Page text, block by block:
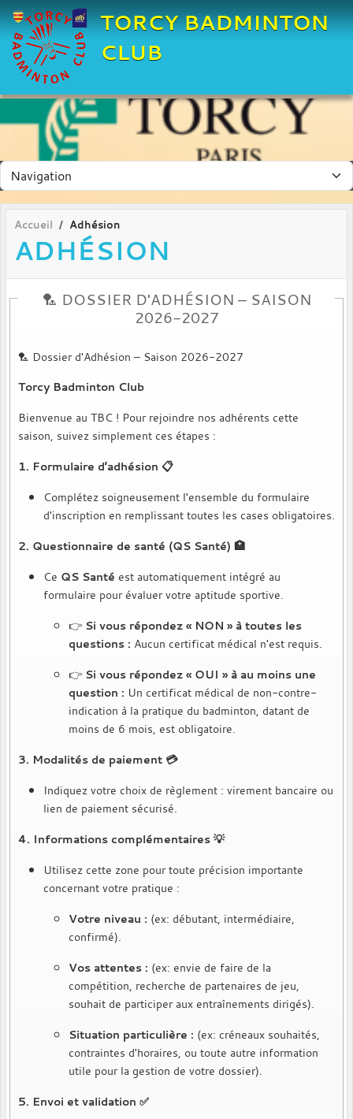
TORCY BADMINTON
CLUB
Accueil Adhésion
ADHÉSION
🏸 DOSSIER D'ADHÉSION – SAISON
2026-2027
🏸 Dossier d'Adhésion – Saison 2026-2027
Torcy Badminton Club
Bienvenue au TBC ! Pour rejoindre nos adhérents cette
saison, suivez simplement ces étapes :
1. Formulaire d’adhésion 📋
Complétez soigneusement l'ensemble du formulaire
d'inscription en remplissant toutes les cases obligatoires.
2. Questionnaire de santé (QS Santé) 🏥
Ce QS Santé est automatiquement intégré au
formulaire pour évaluer votre aptitude sportive.
👉 Si vous répondez « NON » à toutes les
questions : Aucun certificat médical n'est requis.
👉 Si vous répondez « OUI » à au moins une
question : Un certificat médical de non-contre-
indication à la pratique du badminton, datant de
moins de 6 mois, est obligatoire.
3. Modalités de paiement 💳
Indiquez votre choix de règlement : virement bancaire ou
lien de paiement sécurisé.
4. Informations complémentaires 💡
Utilisez cette zone pour toute précision importante
concernant votre pratique :
Votre niveau : (ex: débutant, intermédiaire,
confirmé).
Vos attentes : (ex: envie de faire de la
compétition, recherche de partenaires de jeu,
souhait de participer aux entraînements dirigés).
Situation particulière : (ex: créneaux souhaités,
contraintes d'horaires, ou toute autre information
utile pour la gestion de votre dossier).
5. Envoi et validation ✅
Panneau de gestion des cookies